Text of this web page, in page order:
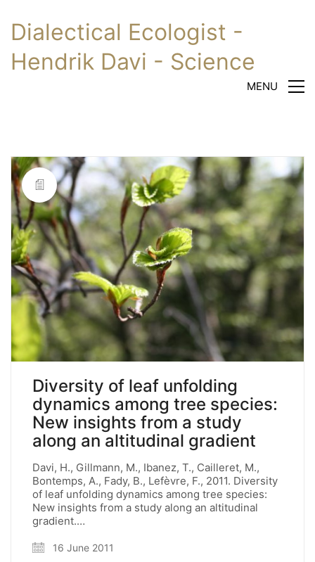
Dialectical Ecologist -
Hendrik Davi - Science
MENU
Diversity of leaf unfolding
dynamics among tree species:
New insights from a study
along an altitudinal gradient
Davi, H., Gillmann, M., Ibanez, T., Cailleret, M.,
Bontemps, A., Fady, B., Lefèvre, F., 2011. Diversity
of leaf unfolding dynamics among tree species:
New insights from a study along an altitudinal
gradient.…
16 June 2011